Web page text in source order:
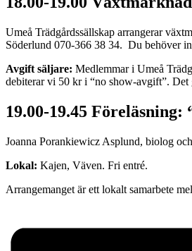
Umeå Trädgårdssällskap arrangerar
Söderlund 070-366 38 34. Du behöver
Avgift säljare: Medlemmar i Umeå
debiterar vi 50 kr i “no show-avgift”. Det
19.00-19.45
Joanna Porankiewicz Asplund, biolog
Lokal: Kajen, Väven. Fri entré.
Arrangemanget är ett lokalt samarbete